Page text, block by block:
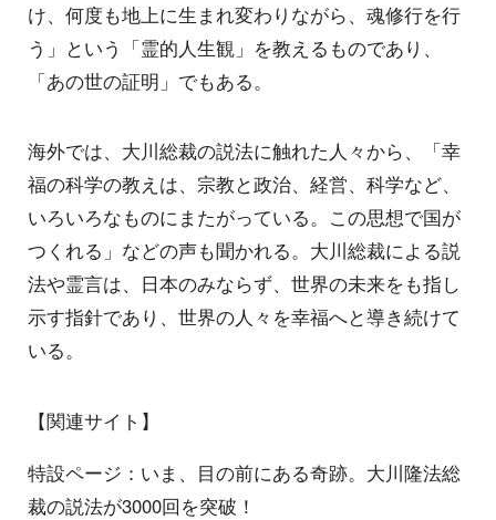
け、何度も地上に生まれ変わりながら、魂修行を行
う」という「霊的人生観」を教えるものであり、
「あの世の証明」でもある。
海外では、大川総裁の説法に触れた人々から、「幸
福の科学の教えは、宗教と政治、経営、科学など、
いろいろなものにまたがっている。この思想で国が
つくれる」などの声も聞かれる。大川総裁による説
法や霊言は、日本のみならず、世界の未来をも指し
示す指針であり、世界の人々を幸福へと導き続けて
いる。
【関連サイト】
特設ページ：いま、目の前にある奇跡。大川隆法総
裁の説法が3000回を突破！